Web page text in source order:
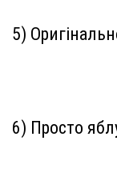
5)
6) Просто